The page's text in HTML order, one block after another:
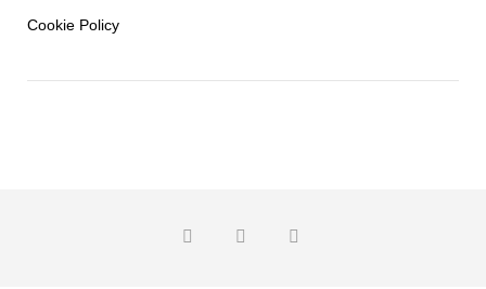
Cookie Policy